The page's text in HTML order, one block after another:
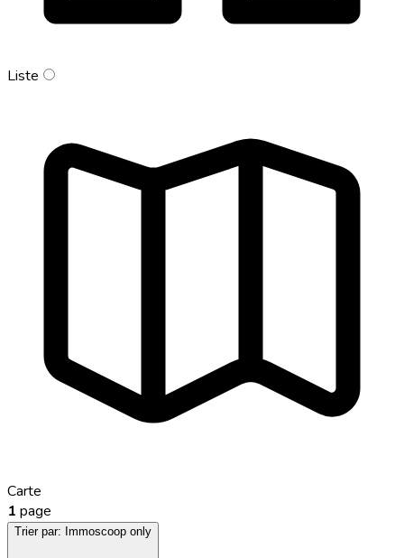
Liste
Carte
1 page
Trier par: Immoscoop only